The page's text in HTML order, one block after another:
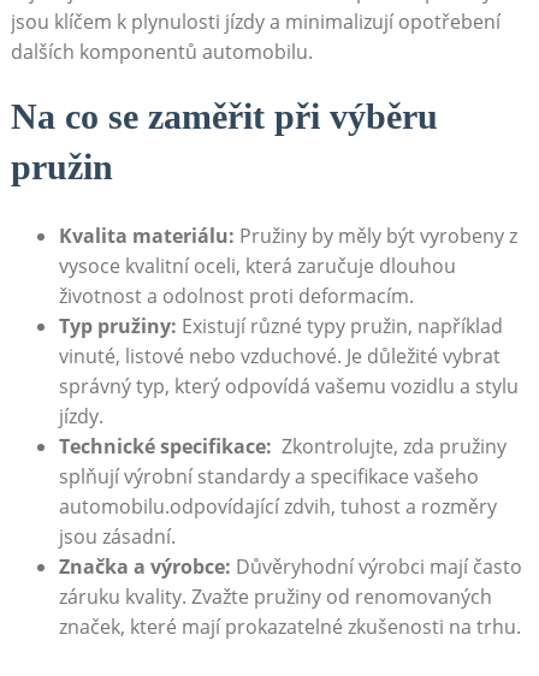
jsou ⁢klíčem ⁣k plynulosti jízdy a minimalizují opotřebení
dalších komponentů automobilu.
Na co ⁣se ⁢zaměřit‍ při výběru
⁤pružin
Kvalita⁢ materiálu: Pružiny ‌by měly⁣ být vyrobeny z
vysoce kvalitní oceli, která zaručuje dlouhou ​
životnost⁤ a odolnost⁣ proti deformacím.
Typ pružiny: Existují⁣ různé‌ typy pružin, například
vinuté, listové nebo vzduchové. Je důležité vybrat
správný⁢ typ, ‍který odpovídá vašemu vozidlu a stylu‌
jízdy.
Technické specifikace: ‍ Zkontrolujte, zda ‍pružiny‌
splňují‍ výrobní standardy a‌ specifikace vašeho
automobilu.odpovídající zdvih,⁢ tuhost a⁣ rozměry
jsou zásadní.
Značka a výrobce: ⁤Důvěryhodní‌ výrobci mají často​
záruku kvality. Zvažte pružiny od renomovaných
⁣značek, ‍které ⁢mají‍ prokazatelné zkušenosti na trhu.